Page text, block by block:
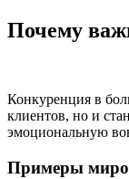
Почему
Конкуренция в
клиентов, но и
эмоциональную
Примеры